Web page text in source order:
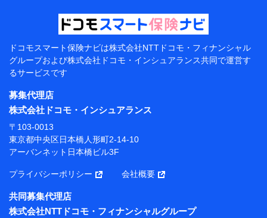
提供当事者から受領当事者が個人データを取得する方法
電子的・電磁的方法等
【共同して利用する者の範囲】
当社
株式会社NTTドコモ・フィナンシャルグループ
【利用目的】
当社または株式会社NTTドコモ・フィナンシャルグルー
プが提供する保険関連サービスにおけるユーザー登録受
付および管理のため
当社または株式会社NTTドコモ・フィナンシャルグルー
携会社の保険その他に関する情報を提供するため、また
維持管理等の委託業務遂行のため、またそれらに付帯、
関連する当社または株式会社NTTドコモ・フィナンシャ
ルグループおよび提携会社のサービスを案内、提供する
ドコモスマート保険ナビは株式会社NTTドコモ・フィナンシャル
グループおよび株式会社ドコモ・インシュアランス共同で運営す
るサービスです
募集代理店
株式会社ドコモ・インシュアランス
〒103-0013
東京都中央区日本橋人形町2-14-10
アーバンネット日本橋ビル3F
プライバシーポリシー 会社概要
共同募集代理店
株式会社NTTドコモ・フィナンシャルグループ